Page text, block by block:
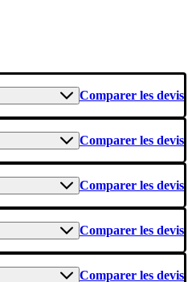
Comparer les devis
Comparer les devis
Comparer les devis
Comparer les devis
Comparer les devis